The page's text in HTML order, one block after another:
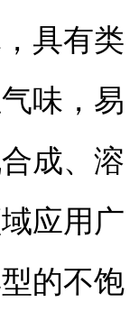
具有类
味，易
成、溶
应用广
的不饱